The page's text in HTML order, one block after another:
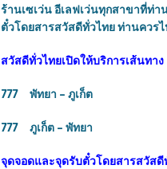
ร้านเซเว่น อีเลฟเว่นทุกสาขาที่ท่
ตั๋วโดยสารสวัสดีทั่วไทยท่านควรไ
สวัสดีทั่วไทยเปิดให้บริการเส้นทาง
777 พัทยา – ภูเก็ต
777 ภูเก็ต – พัทยา
จุดจอดและจุดรับตั๋วโดยสารสวัสดี